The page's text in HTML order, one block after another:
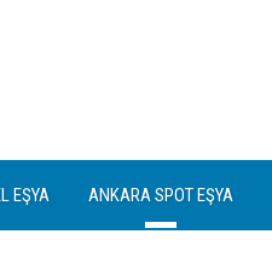
EŞYA ANKARA SPOT EŞYA